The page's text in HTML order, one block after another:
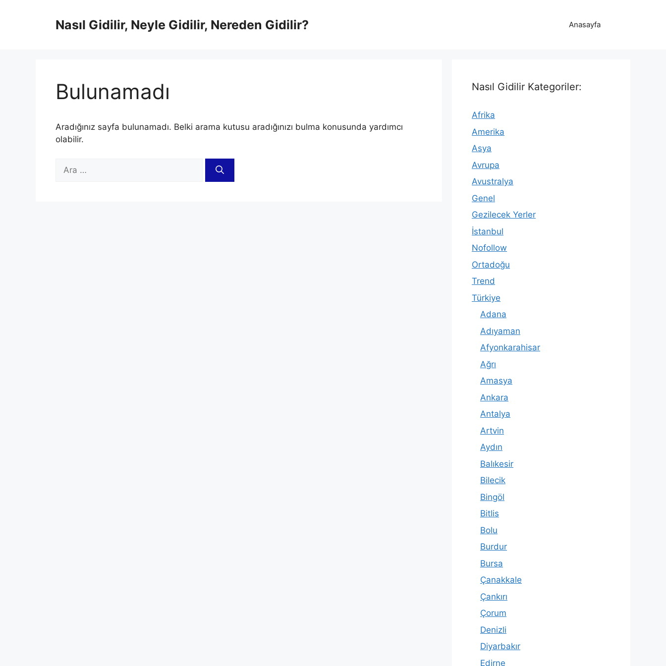
Nasıl Gidilir, Neyle Gidilir, Nereden Gidilir? Anasayfa
Bulunamadı
Aradığınız sayfa bulunamadı. Belki arama kutusu aradığınızı bulma konusunda yardımcı
olabilir.
ara
Nasıl Gidilir Kategoriler:
Afrika
Amerika
Asya
Avrupa
Avustralya
Genel
Gezilecek Yerler
İstanbul
Nofollow
Ortadoğu
Trend
Türkiye
Adana
Adıyaman
Afyonkarahisar
Ağrı
Amasya
Ankara
Antalya
Artvin
Aydın
Balıkesir
Bilecik
Bingöl
Bitlis
Bolu
Burdur
Bursa
Çanakkale
Çankırı
Çorum
Denizli
Diyarbakır
Edirne